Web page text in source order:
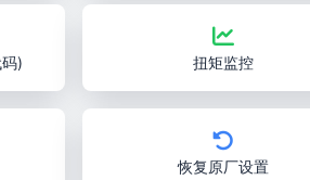
) 扭矩监控
恢复原厂设置